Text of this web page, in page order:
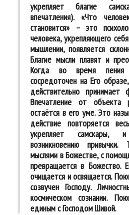
укрепляет благие
впечатления). «Что
становится» – это
человека, укрепляющего
мышлении, появляется
Благие мысли плавят и
Когда во время пения
сосредоточен на Его
действительно принимает
Впечатление от объекта
остаётся в его уме. Это
действие повторяется
укрепляет самскары,
возникновению
мыслями в Божестве, с
превращается в Божество.
очищается и освящается.
созвучен Господу.
космическом сознании.
единым с Господом Шивой.